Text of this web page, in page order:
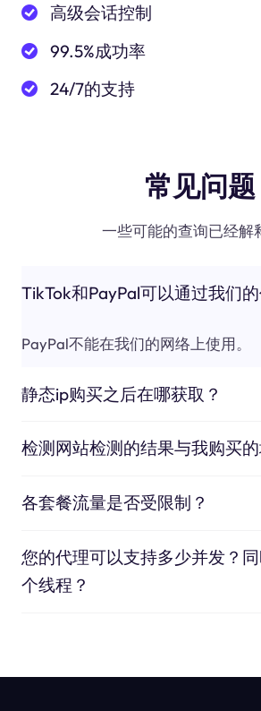
高级会话控制
99.5%成功率
24/7的支持
常见问题
一些可能的查询已经解
TikTok和PayPal可以通过我们
PayPal不能在我们的网络上使用。
静态ip购买之后在哪获取？
检测网站检测的结果与我购买
各套餐流量是否受限制？
您的代理可以支持多少并发？
个线程？